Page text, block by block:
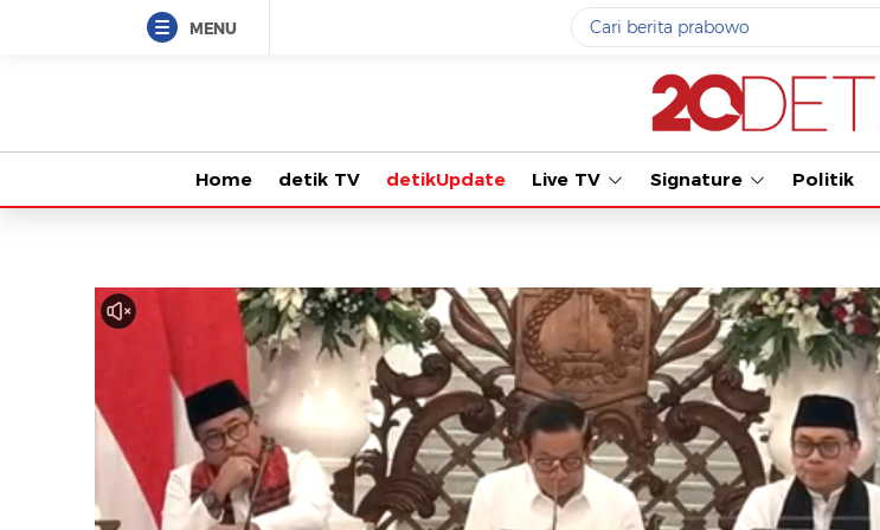
MENU
Yang sedang ramai dicari
data live draw sgp
#3prabowo
#5gempa hari ini
Promoted
Terakhir yang dicari
Loading...
Home detik TV detikUpdate Live TV Signature Politik